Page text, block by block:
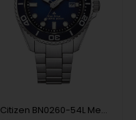
Citizen BN0260-54L Mens Watch Promaster Eco-Drive Diver 40mm 20ATM Wristwatch